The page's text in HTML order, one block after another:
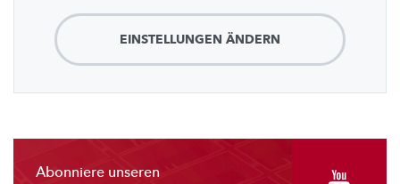
EINSTELLUNGEN ÄNDERN
Abonniere unseren